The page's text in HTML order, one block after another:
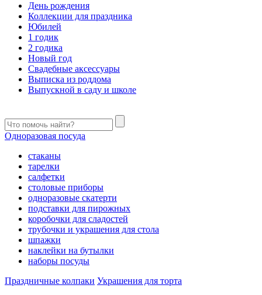
День рождения
Коллекции для праздника
Юбилей
1 годик
2 годика
Новый год
Свадебные аксессуары
Выписка из роддома
Выпускной в саду и школе
Одноразовая посуда
стаканы
тарелки
салфетки
столовые приборы
одноразовые скатерти
подставки для пирожных
коробочки для сладостей
трубочки и украшения для стола
шпажки
наклейки на бутылки
наборы посуды
Праздничные колпаки Украшения для торта